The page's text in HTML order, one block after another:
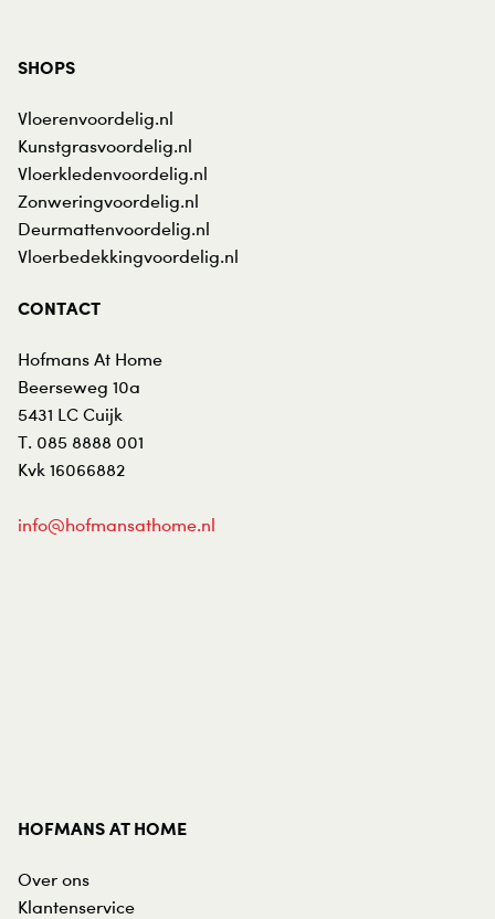
SHOPS
Vloerenvoordelig.nl
Kunstgrasvoordelig.nl
Vloerkledenvoordelig.nl
Zonweringvoordelig.nl
Deurmattenvoordelig.nl
Vloerbedekkingvoordelig.nl
CONTACT
Hofmans At Home
Beerseweg 10a
5431 LC Cuijk
T. 085 8888 001
Kvk 16066882
info@hofmansathome.nl
HOFMANS AT HOME
Over ons
Klantenservice